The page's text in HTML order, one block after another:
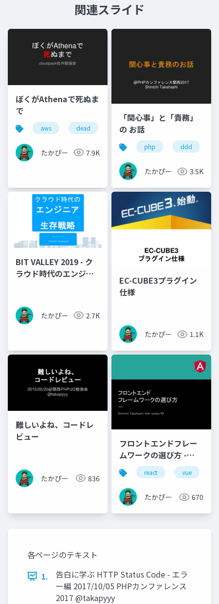
関連スライド
ぼくがAthenaで死ぬま
で
aws dead lambda
たかぴー 7.9K
「関心事」と「責務」
の お話
php ddd
たかぴー 3.5K
BIT VALLEY 2019 - ク
ラウド時代のエンジニ
たかぴー 2.7K
EC-CUBE3プラグイン
仕様
たかぴー 1.1K
難しいよね、コードレ
ビュー
たかぴー 836
フロントエンドフレー
ムワークの選び方 -
20170320
react vue
たかぴー 670
各ページのテキスト
1.
告白に学ぶ HTTP Status Code - エラ
ー編 2017/10/05 PHPカンファレンス
2017 @takapyyy